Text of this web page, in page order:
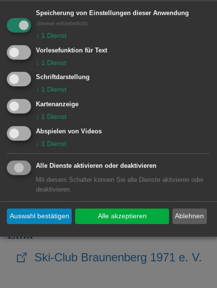
Ausfahrten, Ausflüge, Clubabende,
Schießwettbewerbe, Kegelabende und
die Teilnahme an Fußball- und
Handballturnieren an.
Für Jugendliche besteht neben diesem
Angebot noch die Möglichkeit, sich an
den Aktivitäten der Jugendgruppe zu
beteiligen.
Werden Sie Mitglied beim SCB !
Zu allen Veranstaltungen sind auch
Gäste herzlich willkommen!
Link
Ski-Club Braunenberg 1971 e. V.
Speicherung von Einstellungen dieser Anwendung
(immer erforderlich)
↓ 1 Dienst
Vorlesefunktion für Text
↓ 1 Dienst
Schriftdarstellung
↓ 1 Dienst
Kartenanzeige
↓ 1 Dienst
Abspielen von Videos
↓ 1 Dienst
Alle Dienste aktivieren oder deaktivieren
Mit diesem Schalter können Sie alle Dienste aktivieren oder
deaktivieren.
Ablehnen
Auswahl bestätigen Alle akzeptieren